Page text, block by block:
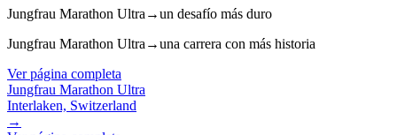
Jungfrau Marathon Ultra →un desafío más duro
Jungfrau Marathon Ultra →una carrera con más historia
Ver página completa
Jungfrau Marathon Ultra
Interlaken, Switzerland
→